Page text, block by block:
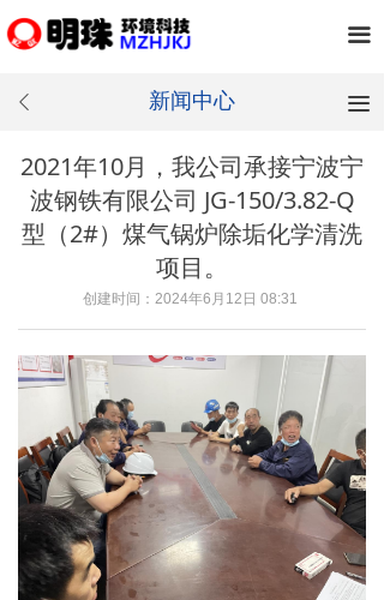
끀
2021年10月，我公司承接宁波宁
波钢铁有限公司 JG-150/3.82-Q
型（2#）煤气锅炉除垢化学清洗
项目。
创建时间： 2024年6月12日 08:31
ꄴ 新闻中心 끀